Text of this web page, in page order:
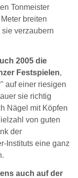
Tonmeister
breiten
verzaubern
2005 die
Festspielen,
auf einer riesigen
sie richtig
Nägel mit Köpfen
von guten
der
Instituts eine ganz
auch auf der